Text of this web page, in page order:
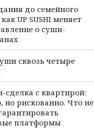
до семейного
UP SUSHI меняет
о суши-
сквозь четыре
сделка с квартирой:
но рискованно. Что не
платформы